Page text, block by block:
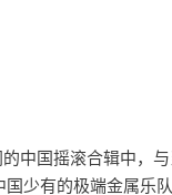
中国摇滚合辑中，
少有的极端金属乐